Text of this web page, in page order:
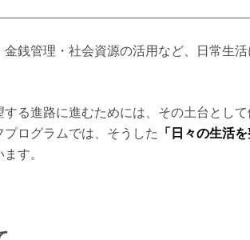
銭管理・社会資源の活用など、日常生活
る進路に進むためには、その土台とし
ログラムでは、そうした
「日々の生活
す。